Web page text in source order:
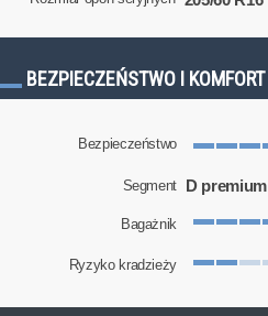
BEZPIECZEŃSTWO I KOMFORT
Bezpieczeństwo
Segment D premium
Bagażnik
Ryzyko kradzieży